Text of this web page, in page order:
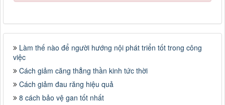
Làm thế nào để người hướng nội phát triển tốt trong công
việc
Cách giảm căng thẳng thần kinh tức thời
Cách giảm đau răng hiệu quả
8 cách bảo vệ gan tốt nhất